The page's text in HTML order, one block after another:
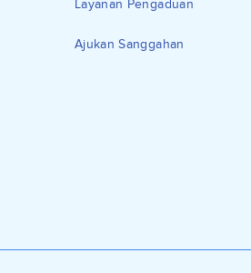
Layanan Pengaduan
Ajukan Sanggahan